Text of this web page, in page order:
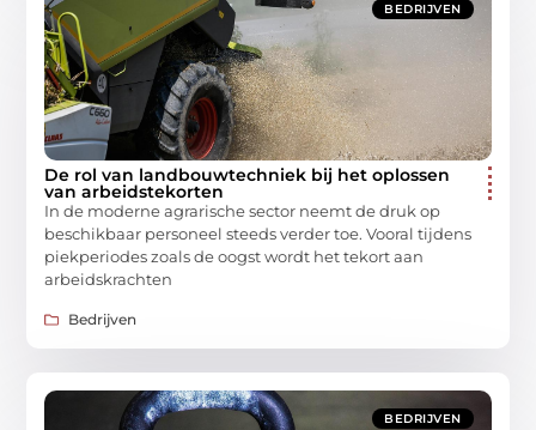
BEDRIJVEN
De rol van landbouwtechniek bij het oplossen
van arbeidstekorten
In de moderne agrarische sector neemt de druk op
beschikbaar personeel steeds verder toe. Vooral tijdens
piekperiodes zoals de oogst wordt het tekort aan
arbeidskrachten
Bedrijven
BEDRIJVEN